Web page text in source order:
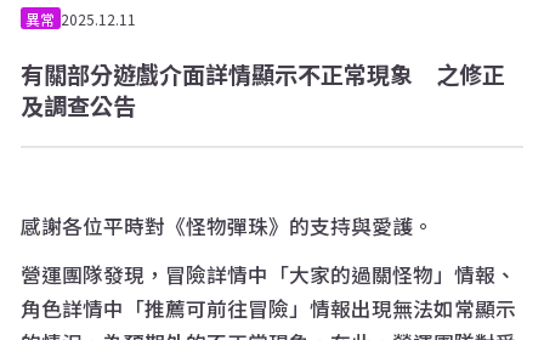
異常 2025.12.11
有關部分遊戲介面詳情顯示不正常現象 之修正
及調查公告
感謝各位平時對《怪物彈珠》的支持與愛護。
營運團隊發現，冒險詳情中「大家的過關怪物」情報、
角色詳情中「推薦可前往冒險」情報出現無法如常顯示